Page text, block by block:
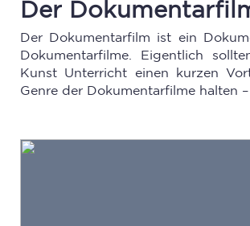
Der
Der Dokumentarfilm ist ein
Dokumentarfilme. Eigentlich
Kunst Unterricht einen kurzen
Genre der Dokumentarfilme halten